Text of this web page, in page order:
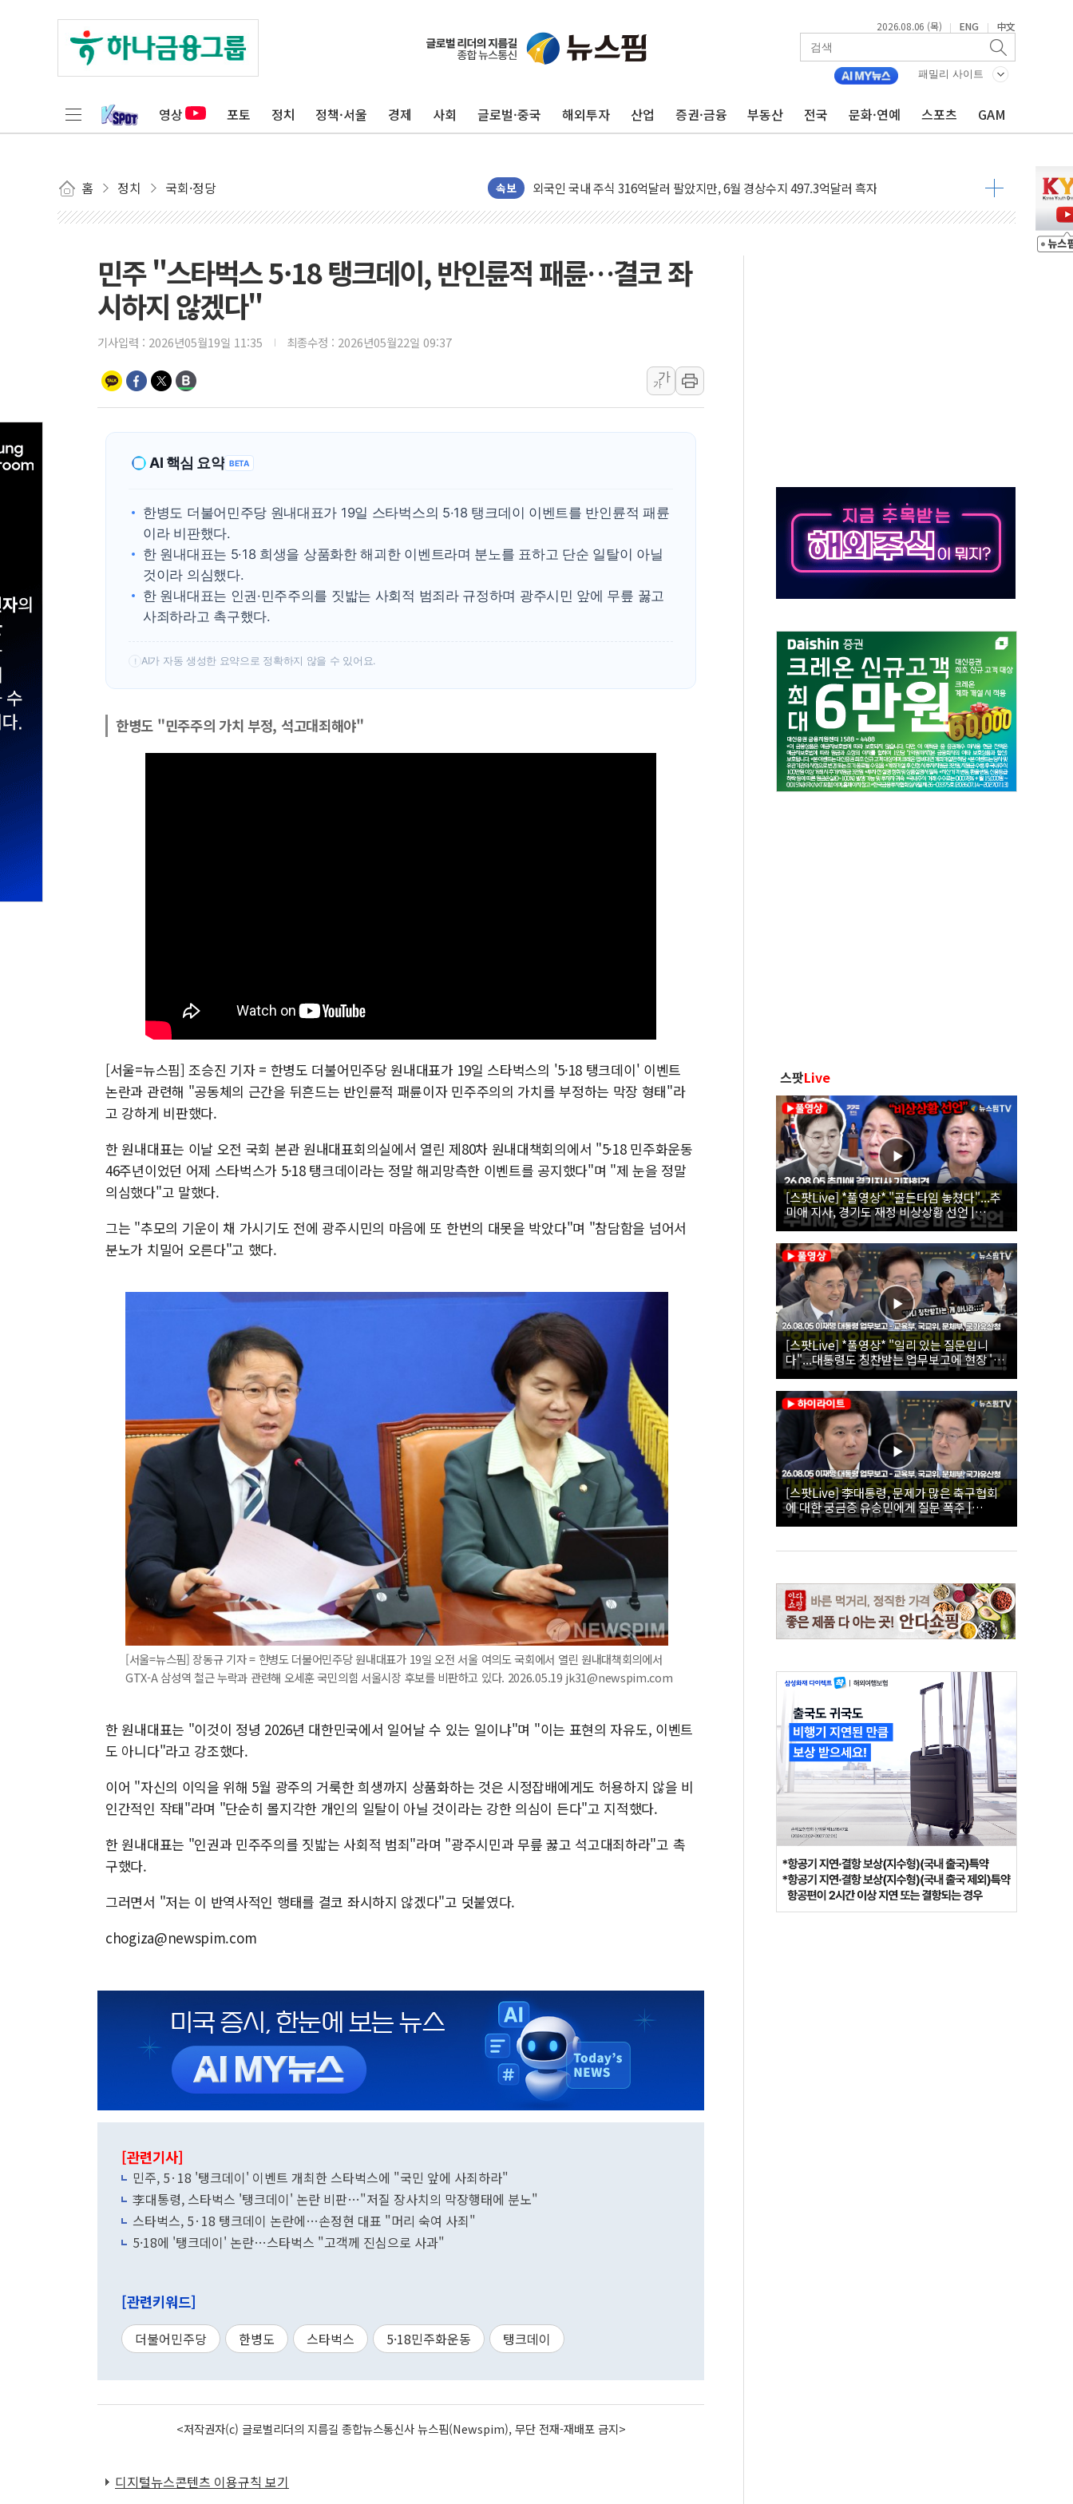
2026.08.06 (목) | ENG | 中文
패밀리 사이트
영상 포토 정치 정책·서울 경제 사회 글로벌·중국 해외투자 산업 증권·금융 부동산 전국 문화·연예 스포츠 GAM
홈 정치 국회·정당 속보
오뚜기, 제주 특산물 담은 프리미엄 드립 커피 2종 내놔
신세계사이먼, 전국 아울렛서 '썸머 클리어런스 딜'
트럼프 "이란과의 합의 선호…사람 죽이는 일 원치 않아"
정동영 '2국가론' 제동 걸리나...李 대통령 "논쟁 여지" 이례적 언급
[뉴스핌 이 시각 PICK] 서울 외곽도 월세 200만원 外
"곤드레도 AI로 판다"…성신여대, 영월 소상공인 디지털 전환 나선다
[오늘날씨] 한낮 39도 폭염 계속…전북·제주 비소식
[브라질증시] 금리 인하 기대에도 약보합…대선 불확실성에 투자심리 위축
[채권/외환] 미 국채금리·달러 동반 하락…유가 안정에 9월 금리 인상 기대 '후퇴'
뉴욕증시, 혼조 마감…'사상 최고' 다우지수 5거래일 연속 랠리
트럼프 행정부, 폴리실리콘 파생제품에 15% 관세 부과 추진
민주 "스타벅스 5·18 탱크데이, 반인륜적 패륜…결코 좌
시하지 않겠다"
기사입력 : 2026년05월19일 11:35 최종수정 : 2026년05월22일 09:37
가
가
AI 핵심 요약 BETA
한병도 더불어민주당 원내대표가 19일 스타벅스의 5·18 탱크데이 이벤트를 반인륜적 패륜
이라 비판했다.
한 원내대표는 5·18 희생을 상품화한 해괴한 이벤트라며 분노를 표하고 단순 일탈이 아닐
것이라 의심했다.
한 원내대표는 인권·민주주의를 짓밟는 사회적 범죄라 규정하며 광주시민 앞에 무릎 꿇고
사죄하라고 촉구했다.
! AI가 자동 생성한 요약으로 정확하지 않을 수 있어요.
한병도 "민주주의 가치 부정, 석고대죄해야"
[서울=뉴스핌] 조승진 기자 = 한병도 더불어민주당 원내대표가 19일 스타벅스의 '5·18 탱크데이' 이벤트
논란과 관련해 "공동체의 근간을 뒤흔드는 반인륜적 패륜이자 민주주의의 가치를 부정하는 막장 형태"라
고 강하게 비판했다.
한 원내대표는 이날 오전 국회 본관 원내대표회의실에서 열린 제80차 원내대책회의에서 "5·18 민주화운동
46주년이었던 어제 스타벅스가 5·18 탱크데이라는 정말 해괴망측한 이벤트를 공지했다"며 "제 눈을 정말
의심했다"고 말했다.
그는 "추모의 기운이 채 가시기도 전에 광주시민의 마음에 또 한번의 대못을 박았다"며 "참담함을 넘어서
분노가 치밀어 오른다"고 했다.
[서울=뉴스핌] 장동규 기자 = 한병도 더불어민주당 원내대표가 19일 오전 서울 여의도 국회에서 열린 원내대책회의에서
GTX-A 삼성역 철근 누락과 관련해 오세훈 국민의힘 서울시장 후보를 비판하고 있다. 2026.05.19 jk31@newspim.com
한 원내대표는 "이것이 정녕 2026년 대한민국에서 일어날 수 있는 일이냐"며 "이는 표현의 자유도, 이벤트
도 아니다"라고 강조했다.
이어 "자신의 이익을 위해 5월 광주의 거룩한 희생까지 상품화하는 것은 시정잡배에게도 허용하지 않을 비
인간적인 작태"라며 "단순히 몰지각한 개인의 일탈이 아닐 것이라는 강한 의심이 든다"고 지적했다.
한 원내대표는 "인권과 민주주의를 짓밟는 사회적 범죄"라며 "광주시민과 무릎 꿇고 석고대죄하라"고 촉
구했다.
그러면서 "저는 이 반역사적인 행태를 결코 좌시하지 않겠다"고 덧붙였다.
chogiza@newspim.com
[관련기사]
민주, 5·18 '탱크데이' 이벤트 개최한 스타벅스에 "국민 앞에 사죄하라"
李대통령, 스타벅스 '탱크데이' 논란 비판…"저질 장사치의 막장행태에 분노"
스타벅스, 5·18 탱크데이 논란에…손정현 대표 "머리 숙여 사죄"
5·18에 '탱크데이' 논란…스타벅스 "고객께 진심으로 사과"
[관련키워드]
더불어민주당 한병도 스타벅스 5·18민주화운동 탱크데이
<저작권자(c) 글로벌리더의 지름길 종합뉴스통신사 뉴스핌(Newspim), 무단 전재-재배포 금지>
디지털뉴스콘텐츠 이용규칙 보기
스팟Live
[스팟Live] *풀영상* "골든타임 놓쳤다"...추
미애 지사, 경기도 재정 비상상황 선언 |
26.08.05 추미애 경기지사 기자회견
[스팟Live] *풀영상* "일리 있는 질문입니
다"...대통령도 칭찬받는 업무보고에 현장 '빵'
| 26.08.05 이재명 대통령 업무보고 - 교육부,
국교위, 문체부, 국가유산청
[스팟Live] 李대통령, 문제가 많은 축구협회
에 대한 궁금증 유승민에게 질문 폭주 |
26.08.05 이재명 대통령 업무보고 - 교육부, 국